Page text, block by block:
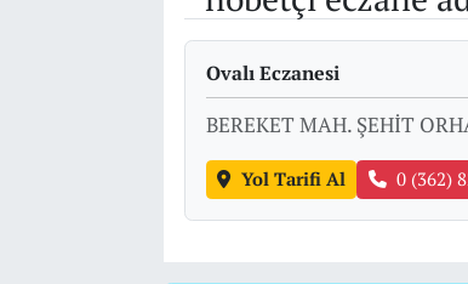
Ovalı Eczanesi
BEREKET MAH. ŞEHİT
Yol Tarifi Al 0 (362)